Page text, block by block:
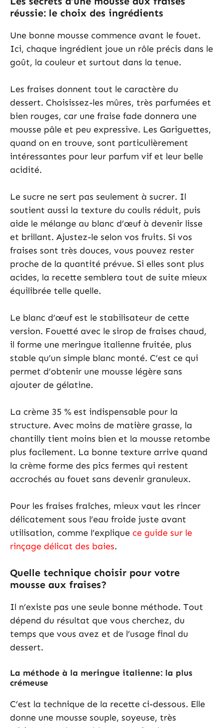
réussie: le choix des ingrédients
Une bonne mousse commence avant le fouet.
Ici, chaque ingrédient joue un rôle précis dans le
goût, la couleur et surtout dans la tenue.
Les fraises donnent tout le caractère du
dessert. Choisissez-les mûres, très parfumées et
bien rouges, car une fraise fade donnera une
mousse pâle et peu expressive. Les Gariguettes,
quand on en trouve, sont particulièrement
intéressantes pour leur parfum vif et leur belle
acidité.
Le sucre ne sert pas seulement à sucrer. Il
soutient aussi la texture du coulis réduit, puis
aide le mélange au blanc d’œuf à devenir lisse
et brillant. Ajustez-le selon vos fruits. Si vos
fraises sont très douces, vous pouvez rester
proche de la quantité prévue. Si elles sont plus
acides, la recette semblera tout de suite mieux
équilibrée telle quelle.
Le blanc d’œuf est le stabilisateur de cette
version. Fouetté avec le sirop de fraises chaud,
il forme une meringue italienne fruitée, plus
stable qu’un simple blanc monté. C’est ce qui
permet d’obtenir une mousse légère sans
ajouter de gélatine.
La crème 35 % est indispensable pour la
structure. Avec moins de matière grasse, la
chantilly tient moins bien et la mousse retombe
plus facilement. La bonne texture arrive quand
la crème forme des pics fermes qui restent
accrochés au fouet sans devenir granuleux.
Pour les fraises fraîches, mieux vaut les rincer
délicatement sous l’eau froide juste avant
utilisation, comme l’explique ce guide sur le
rinçage délicat des baies.
Quelle technique choisir pour votre
mousse aux fraises?
Il n’existe pas une seule bonne méthode. Tout
dépend du résultat que vous cherchez, du
temps que vous avez et de l’usage final du
dessert.
La méthode à la meringue italienne: la plus
crémeuse
C’est la technique de la recette ci-dessous. Elle
donne une mousse souple, soyeuse, très